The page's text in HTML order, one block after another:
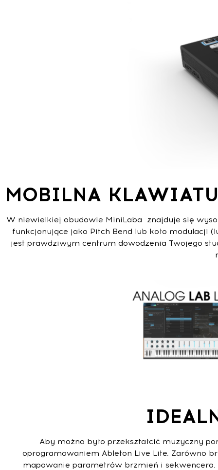
MOBILNA
W niewielkiej obudowie MiniLaba znajduje się
funkcjonujące jako Pitch Bend lub koło
jest prawdziwym centrum dowodzenia Twojego
Aby można było przekształcić muzyczny
oprogramowaniem Ableton Live Lite. Zarówno
mapowanie parametrów brzmień i